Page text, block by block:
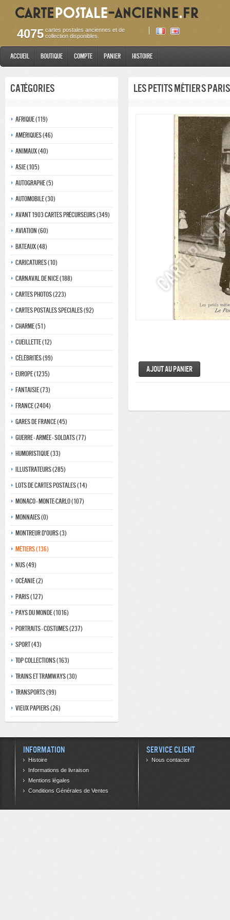
4075 cartes postales anciennes et de
collection disponibles.
Accueil Boutique Compte Panier Histoire
Catégories
Afrique (119)
Amériques (46)
Animaux (40)
Asie (105)
Autographe (5)
Automobile (30)
Avant 1903 Cartes précurseurs (349)
Aviation (60)
Bateaux (48)
Caricatures (10)
Carnaval de nice (188)
Cartes photos (223)
Cartes postales speciales (92)
Charme (51)
Cueillette (12)
Célébrités (99)
Europe (1235)
Fantaisie (73)
France (2404)
Gares de france (45)
Guerre - Armée - Soldats (77)
Humoristique (33)
Illustrateurs (285)
Lots de Cartes Postales (14)
Monaco - monte-carlo (107)
Monnaies (0)
Montreur d'ours (3)
Métiers (136)
Nus (49)
Océanie (2)
Paris (127)
Pays du monde (1016)
Portraits - costumes (237)
Sport (43)
Top collections (163)
Trains et tramways (30)
Transports (99)
Vieux papiers (26)
Les petits métiers
Ajout au panier
Information
Histoire
Informations de livraison
Mentions légales
Conditions Générales de Ventes
Service client
Nous contacter